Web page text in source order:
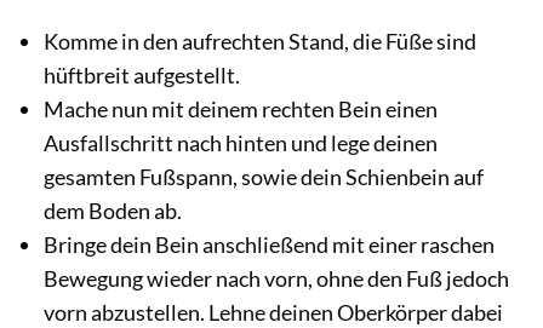
Komme in den aufrechten Stand, die Füße sind
hüftbreit aufgestellt.
Mache nun mit deinem rechten Bein einen
Ausfallschritt nach hinten und lege deinen
gesamten Fußspann, sowie dein Schienbein auf
dem Boden ab.
Bringe dein Bein anschließend mit einer raschen
Bewegung wieder nach vorn, ohne den Fuß jedoch
vorn abzustellen. Lehne deinen Oberkörper dabei